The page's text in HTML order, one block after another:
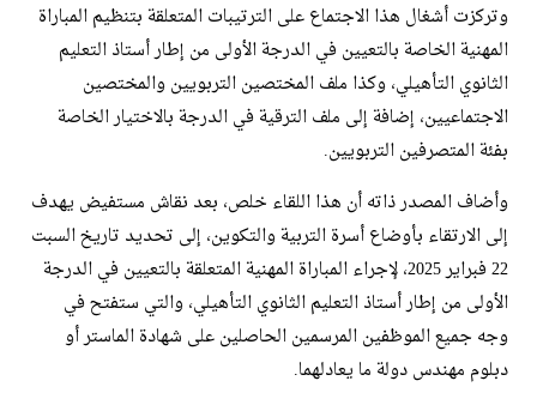
وتركزت أشغال هذا الاجتماع على الترتيبات المتعلقة بتنظيم المباراة
المهنية الخاصة بالتعيين في الدرجة الأولى من إطار أستاذ التعليم
الثانوي التأهيلي، وكذا ملف المختصين التربويين والمختصين
الاجتماعيين، إضافة إلى ملف الترقية في الدرجة بالاختيار الخاصة
بفئة المتصرفين التربويين.
وأضاف المصدر ذاته أن هذا اللقاء خلص، بعد نقاش مستفيض يهدف
إلى الارتقاء بأوضاع أسرة التربية والتكوين، إلى تحديد تاريخ السبت
22 فبراير 2025، لإجراء المباراة المهنية المتعلقة بالتعيين في الدرجة
الأولى من إطار أستاذ التعليم الثانوي التأهيلي، والتي ستفتح في
وجه جميع الموظفين المرسمين الحاصلين على شهادة الماستر أو
دبلوم مهندس دولة ما يعادلهما.